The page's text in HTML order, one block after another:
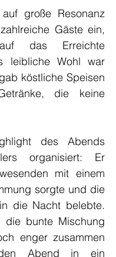
große Resonanz
Gäste ein,
das Erreichte
leibliche Wohl war
köstliche Speisen
die keine
des Abends
organisiert: Er
mit einem
sorgte und die
die Nacht belebte.
die bunte Mischung
enger zusammen
Abend in ein